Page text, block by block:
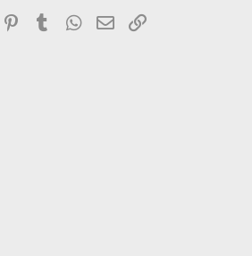
PinterestTumblrWhatsApp
Email